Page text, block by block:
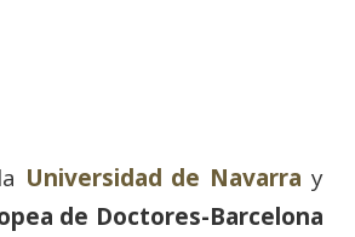
Universidad de Navarra y
de Doctores-Barcelona